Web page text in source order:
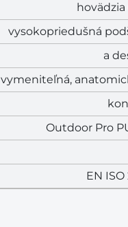
vysokopriedušná
a
vymeniteľná,
Outdoor Pro
EN ISO